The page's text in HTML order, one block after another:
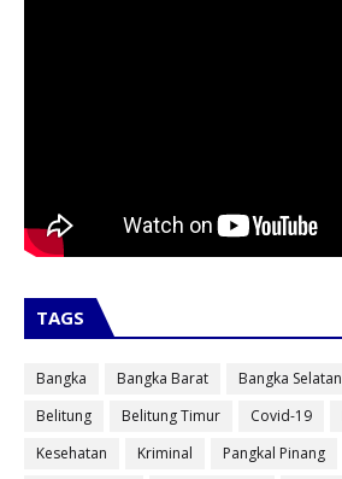
TAGS
Bangka Bangka Barat Bangka Selatan
Belitung
Belitung Timur Covid-19
Kesehatan
Kriminal Pangkal Pinang